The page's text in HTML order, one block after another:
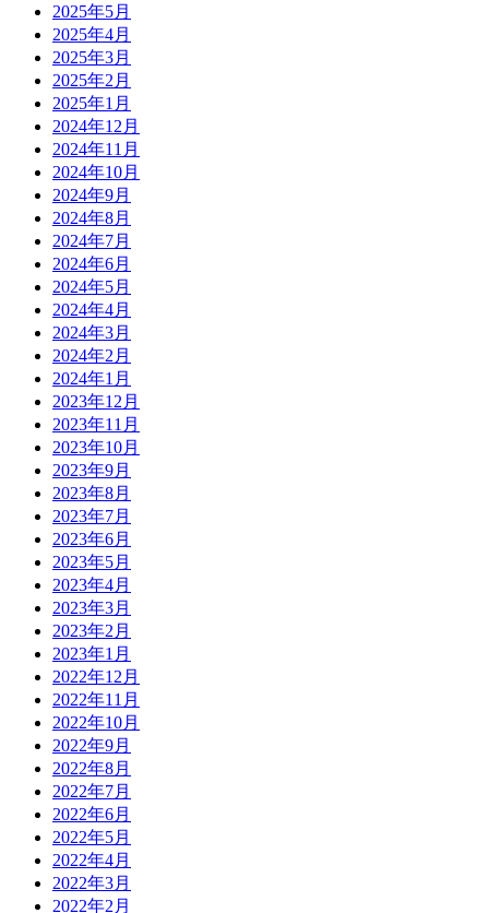
2025年5月
2025年4月
2025年3月
2025年2月
2025年1月
2024年12月
2024年11月
2024年10月
2024年9月
2024年8月
2024年7月
2024年6月
2024年5月
2024年4月
2024年3月
2024年2月
2024年1月
2023年12月
2023年11月
2023年10月
2023年9月
2023年8月
2023年7月
2023年6月
2023年5月
2023年4月
2023年3月
2023年2月
2023年1月
2022年12月
2022年11月
2022年10月
2022年9月
2022年8月
2022年7月
2022年6月
2022年5月
2022年4月
2022年3月
2022年2月